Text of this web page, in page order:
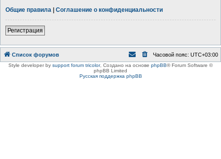
Общие правила | Соглашение о конфиденциальности
Регистрация
Список форумов Часовой пояс: UTC+03:00
Style developer by support forum tricolor, Создано на основе phpBB® Forum Software ©
phpBB Limited
Русская поддержка phpBB